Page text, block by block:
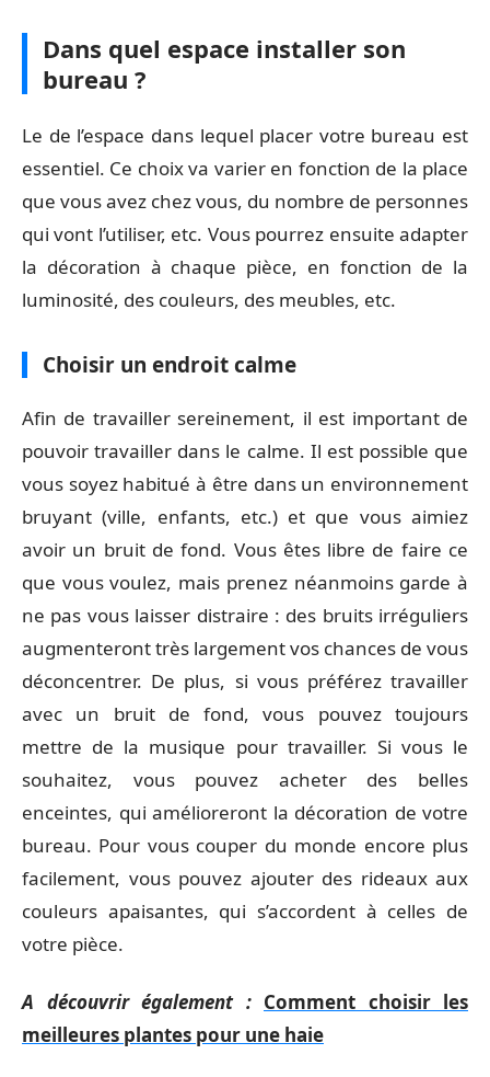
Dans quel espace installer son
bureau ?
Le de l’espace dans lequel placer votre bureau est
essentiel. Ce choix va varier en fonction de la place
que vous avez chez vous, du nombre de personnes
qui vont l’utiliser, etc. Vous pourrez ensuite adapter
la décoration à chaque pièce, en fonction de la
luminosité, des couleurs, des meubles, etc.
Choisir un endroit calme
Afin de travailler sereinement, il est important de
pouvoir travailler dans le calme. Il est possible que
vous soyez habitué à être dans un environnement
bruyant (ville, enfants, etc.) et que vous aimiez
avoir un bruit de fond. Vous êtes libre de faire ce
que vous voulez, mais prenez néanmoins garde à
ne pas vous laisser distraire : des bruits irréguliers
augmenteront très largement vos chances de vous
déconcentrer. De plus, si vous préférez travailler
avec un bruit de fond, vous pouvez toujours
mettre de la musique pour travailler. Si vous le
souhaitez, vous pouvez acheter des belles
enceintes, qui amélioreront la décoration de votre
bureau. Pour vous couper du monde encore plus
facilement, vous pouvez ajouter des rideaux aux
couleurs apaisantes, qui s’accordent à celles de
votre pièce.
A découvrir également : Comment choisir les
meilleures plantes pour une haie